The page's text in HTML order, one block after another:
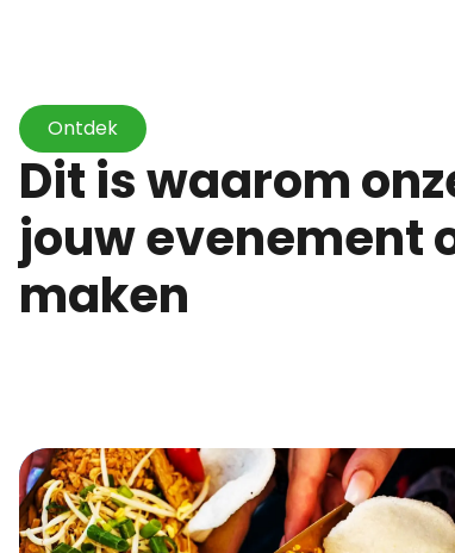
Ontdek
Dit is waarom onze foodtrucks
jouw evenement
maken